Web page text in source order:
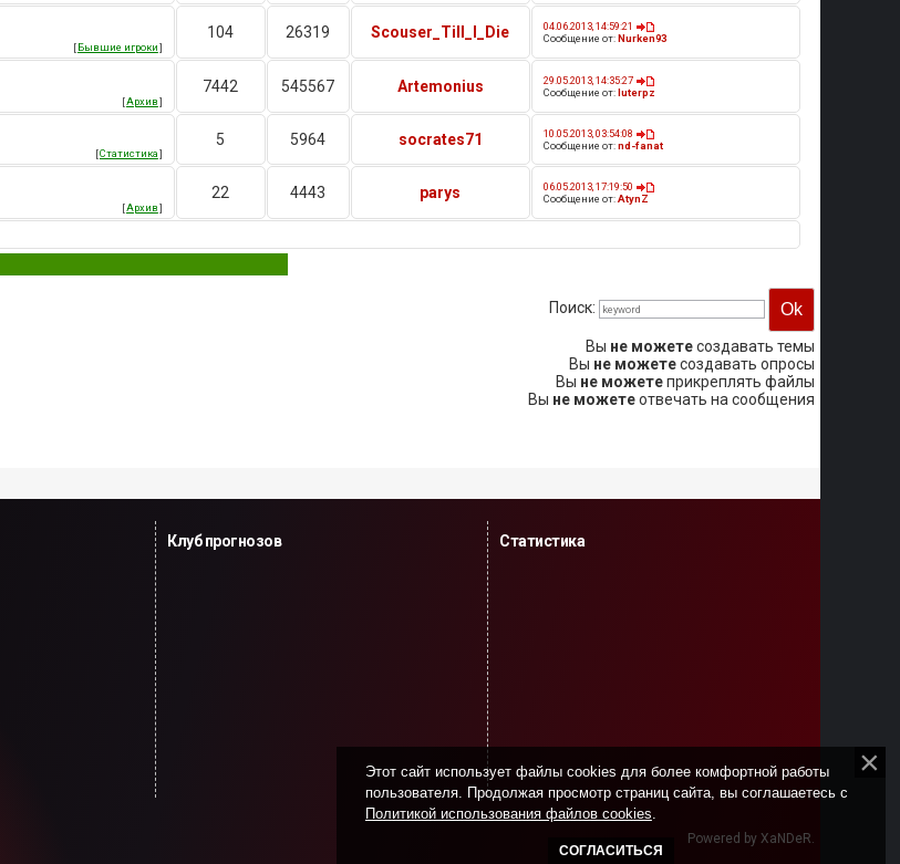
[Бывшие игроки]
104 26319 Scouser_Till_I_Die
04.06.2013, 14:59:21
Сообщение от:Nurken93
[Архив]
7442 545567 Artemonius
29.05.2013, 14:35:27
Сообщение от:luterpz
[Статистика]
5 5964 socrates71
10.05.2013, 03:54:08
Сообщение от:nd-fanat
[Архив]
22 4443 parys
06.05.2013, 17:19:50
Сообщение от:AtynZ
Поиск:
Вы не можетесоздавать темы
Вы не можетесоздавать опросы
Вы не можетеприкреплять файлы
Вы не можетеотвечать на сообщения
Клуб прогнозов Статистика
Powered by XaNDeR.
Этот сайт использует файлы cookies для более комфортной работы
пользователя. Продолжая просмотр страниц сайта, вы соглашаетесь с
Политикой использования файлов cookies
СОГЛАСИТЬСЯ